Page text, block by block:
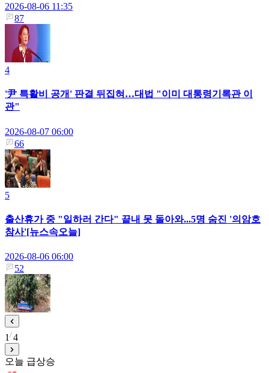
2026-08-06 11:35
87
4
'尹 특활비 공개' 판결 뒤집혀…대법 "이미 대통령기록관 이
관"
2026-08-07 06:00
66
5
출산휴가 중 "일하러 간다" 끝내 못 돌아와...5명 숨진 '의암호
참사'[뉴스속오늘]
2026-08-06 06:00
52
1 4
오늘 급상승